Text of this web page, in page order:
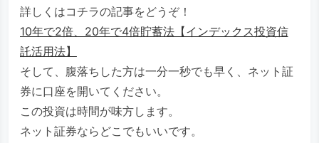
詳しくはコチラの記事をどうぞ！
10年で2倍、20年で4倍貯蓄法【インデックス投資信
託活用法】
そして、腹落ちした方は一分一秒でも早く、ネット証
券に口座を開いてください。
この投資は時間が味方します。
ネット証券ならどこでもいいです。